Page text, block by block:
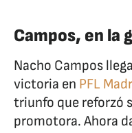
Campos, en la
Nacho Campos
victoria en PFL
triunfo que reforzó
promotora. Ahora